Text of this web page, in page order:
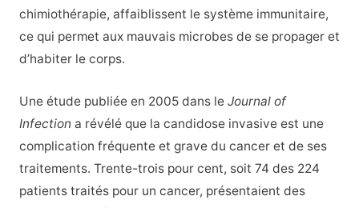
chimiothérapie, affaiblissent le système immunitaire,
ce qui permet aux mauvais microbes de se propager et
d’habiter le corps.
Une étude publiée en 2005 dans le Journal of
Infection a révélé que la candidose invasive est une
complication fréquente et grave du cancer et de ses
traitements. Trente-trois pour cent, soit 74 des 224
patients traités pour un cancer, présentaient des